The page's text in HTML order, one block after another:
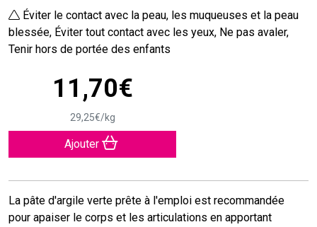
Éviter le contact avec la peau, les muqueuses et la peau
blessée, Éviter tout contact avec les yeux, Ne pas avaler,
Tenir hors de portée des enfants
11 ,70€
29,25€/kg
Ajouter
La pâte d'argile verte prête à l'emploi est recommandée
pour apaiser le corps et les articulations en apportant